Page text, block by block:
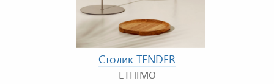
Столик TENDER
ETHIMO